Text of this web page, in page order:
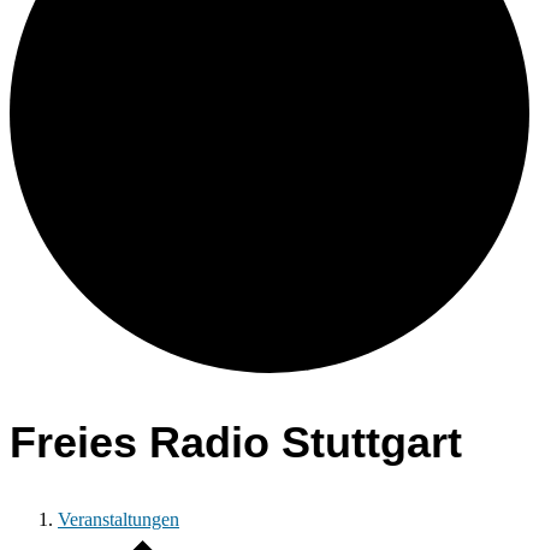
Freies Radio Stuttgart
Veranstaltungen